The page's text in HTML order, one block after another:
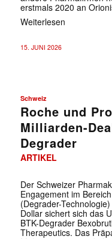
erstmals 2020 an
Weiterlesen
15. JUNI 2026
Schweiz
Roche und
Milliarden-
Degrader
ARTIKEL
Der Schweizer
Engagement im
(Degrader-
Dollar sichert sich das
BTK-Degrader
Therapeutics. Das